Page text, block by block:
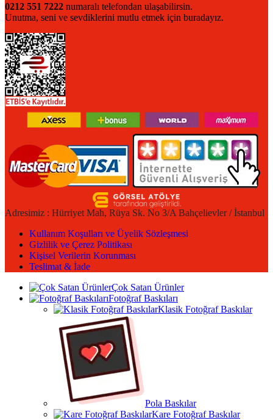
0212 551 7222 numaralı telefondan ulaşabilirsin.
Unutma, seni ve sevdiklerini mutlu etmek için buradayız.
Adresimiz : Hürriyet Mah, Rüya Sk. No 3/A Bahçelievler / İstanbul
Kullanım Koşulları ve Üyelik Sözleşmesi
Gizlilik ve Çerez Politikası
Kişisel Verilerin Korunması
Teslimat & İade
Çok Satan Ürünler
Fotoğraf Baskıları
Klasik Fotoğraf Baskılar
Pola Baskılar
Kare Fotoğraf Baskılar